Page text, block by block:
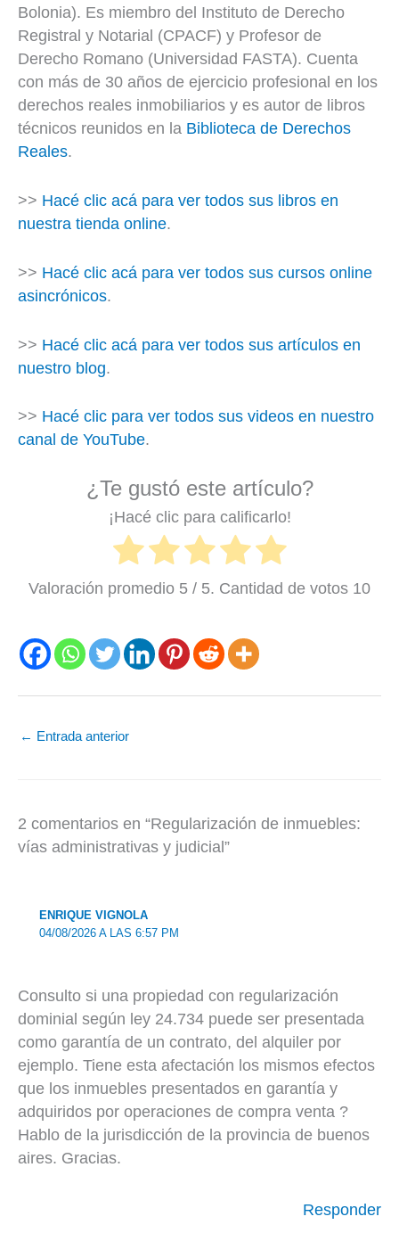
Bolonia). Es miembro del Instituto de Derecho
Registral y Notarial (CPACF) y Profesor de
Derecho Romano (Universidad FASTA). Cuenta
con más de 30 años de ejercicio profesional en los
derechos reales inmobiliarios y es autor de libros
técnicos reunidos en la Biblioteca de Derechos
Reales.
>> Hacé clic acá para ver todos sus libros en
nuestra tienda online.
>> Hacé clic acá para ver todos sus cursos online
asincrónicos.
>> Hacé clic acá para ver todos sus artículos en
nuestro blog.
>> Hacé clic para ver todos sus videos en nuestro
canal de YouTube.
¿Te gustó este artículo?
¡Hacé clic para calificarlo!
Valoración promedio 5 / 5. Cantidad de votos 10
← Entrada anterior
2 comentarios en “Regularización de inmuebles:
vías administrativas y judicial”
ENRIQUE VIGNOLA
04/08/2026 A LAS 6:57 PM
Consulto si una propiedad con regularización
dominial según ley 24.734 puede ser presentada
como garantía de un contrato, del alquiler por
ejemplo. Tiene esta afectación los mismos efectos
que los inmuebles presentados en garantía y
adquiridos por operaciones de compra venta ?
Hablo de la jurisdicción de la provincia de buenos
aires. Gracias.
Responder